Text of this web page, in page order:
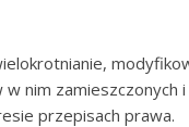
nim zamieszczonych i
przepisach prawa.